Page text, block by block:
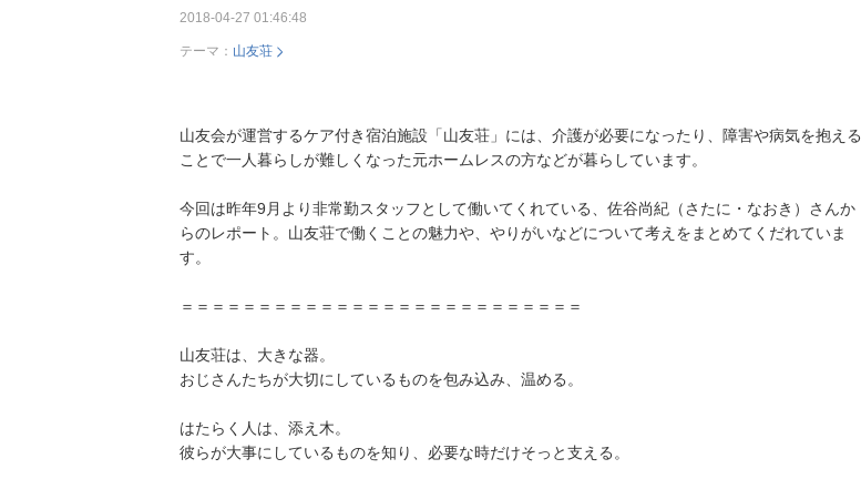
2018-04-27 01:46:48
テーマ： 山友荘
山友会が運営するケア付き宿泊施設「山友荘」には、介護が必要になったり、障害や病気を抱える
ことで一人暮らしが難しくなった元ホームレスの方などが暮らしています。
今回は昨年9月より非常勤スタッフとして働いてくれている、佐谷尚紀（さたに・なおき）さんか
らのレポート。山友荘で働くことの魅力や、やりがいなどについて考えをまとめてくだれていま
す。
＝＝＝＝＝＝＝＝＝＝＝＝＝＝＝＝＝＝＝＝＝＝＝＝＝＝
山友荘は、大きな器。
おじさんたちが大切にしているものを包み込み、温める。
はたらく人は、添え木。
彼らが大事にしているものを知り、必要な時だけそっと支える。